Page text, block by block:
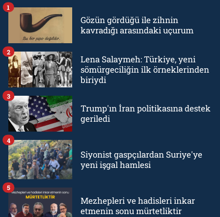
Gözün gördüğü ile zihnin
kavradığı arasındaki uçurum
1
Lena Salaymeh: Türkiye, yeni
sömürgeciliğin ilk örneklerinden
biriydi
2
Trump'ın İran politikasına destek
geriledi
3
Siyonist gaspçılardan Suriye'ye
yeni işgal hamlesi
4
Mezhepleri ve hadisleri inkar
etmenin sonu mürtetliktir
5